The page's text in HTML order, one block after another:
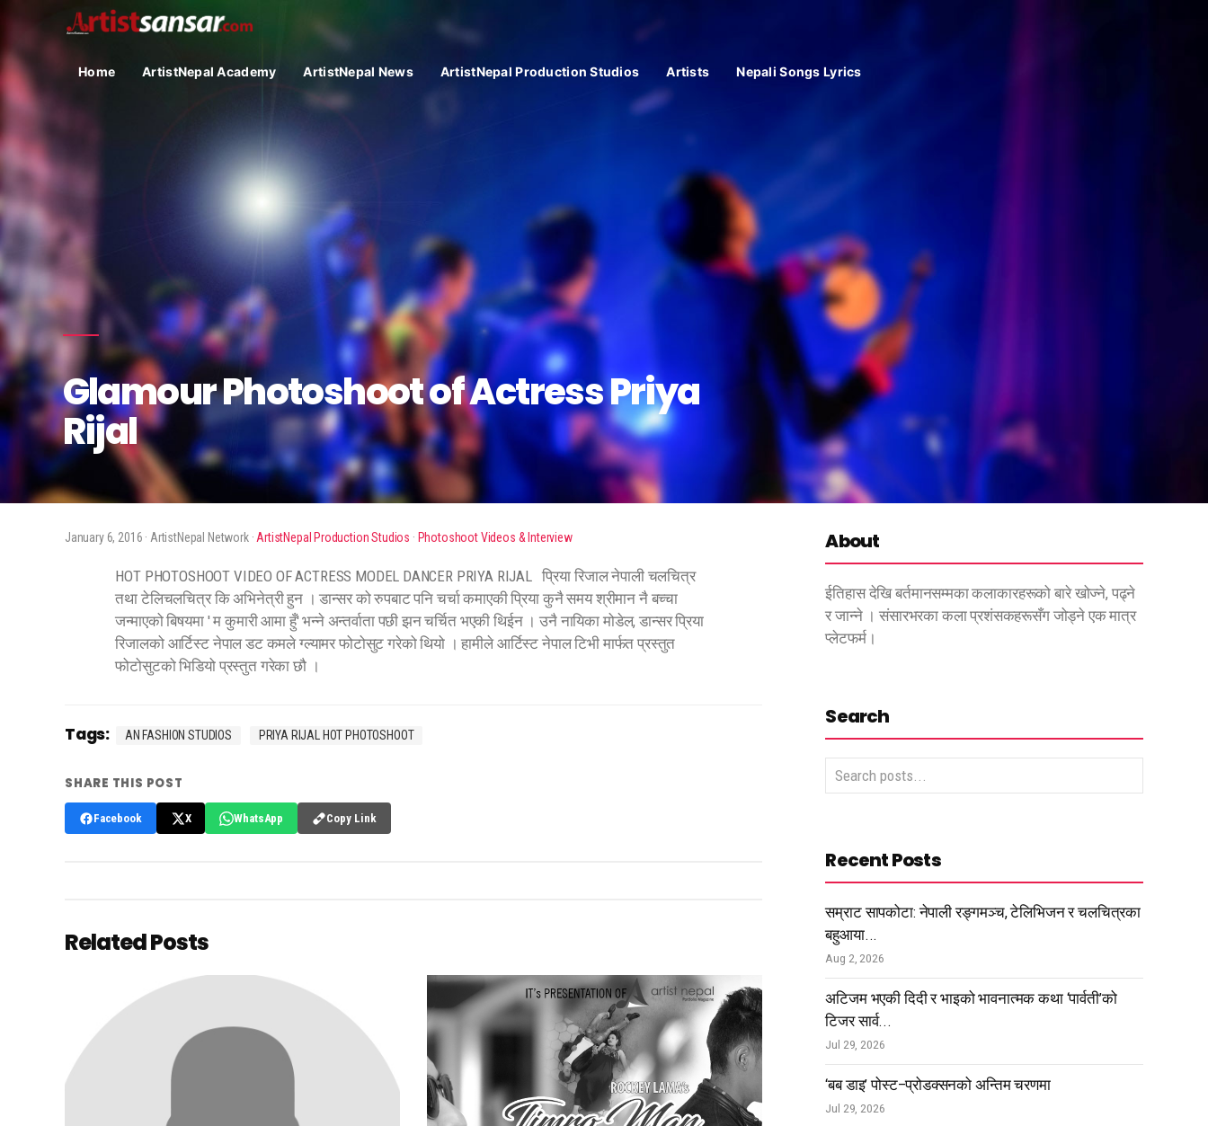
Home ArtistNepal Academy ArtistNepal News ArtistNepal Production Studios Artists Nepali Songs Lyrics
Glamour Photoshoot of Actress Priya
Rijal
January 6, 2016 · ArtistNepal Network ·ArtistNepal Production Studios · Photoshoot Videos & Interview
HOT PHOTOSHOOT VIDEO OF ACTRESS MODEL DANCER PRIYA RIJAL प्रिया रिजाल नेपाली चलचित्र
तथा टेलिचलचित्र कि अभिनेत्री हुन । डान्सर को रुपबाट पनि चर्चा कमाएकी प्रिया कुनै समय श्रीमान नै बच्चा
जन्माएको बिषयमा ' म कुमारी आमा हुँ' भन्ने अन्तर्वाता पछी झन चर्चित भएकी थिईन । उनै नायिका मोडेल, डान्सर प्रिया
रिजालको आर्टिस्ट नेपाल डट कमले ग्ल्यामर फोटोसुट गरेको थियो । हामीले आर्टिस्ट नेपाल टिभी मार्फत प्रस्तुत
फोटोसुटको भिडियो प्रस्तुत गरेका छौ ।
Tags: AN FASHION STUDIOS PRIYA RIJAL HOT PHOTOSHOOT
SHARE THIS POST
Facebook X WhatsApp Copy Link
Related Posts
About
ईतिहास देखि बर्तमानसम्मका कलाकारहरूको बारे खोज्ने, पढ्ने
र जान्ने । संसारभरका कला प्रशंसकहरूसँग जोड्ने एक मात्र
प्लेटफर्म।
Search
Recent Posts
सम्राट सापकोटा: नेपाली रङ्गमञ्च, टेलिभिजन र चलचित्रका
बहुआया...
Aug 2, 2026
अटिजम भएकी दिदी र भाइको भावनात्मक कथा ‘पार्वती’को
टिजर सार्व...
Jul 29, 2026
‘बब डाइ’ पोस्ट–प्रोडक्सनको अन्तिम चरणमा
Jul 29, 2026